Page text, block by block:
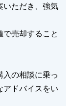
いただき、強気
売却すること
入の相談に乗っ
アドバイスをい